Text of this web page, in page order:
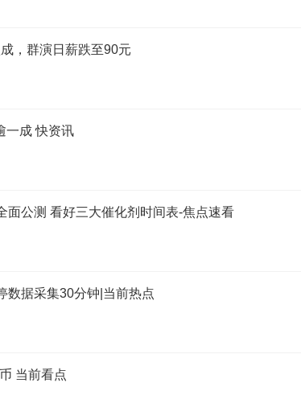
，群演日薪跌至90元
一成 快资讯
面公测 看好三大催化剂时间表-焦点速看
数据采集30分钟|当前热点
当前看点